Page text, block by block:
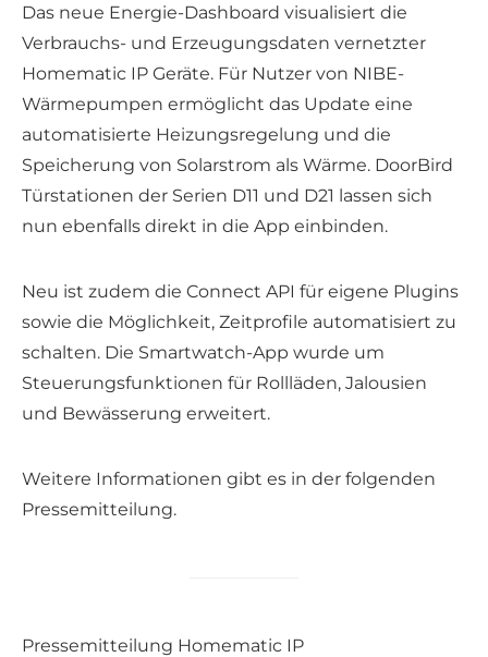
Das neue Energie-Dashboard visualisiert die
Verbrauchs- und Erzeugungsdaten vernetzter
Homematic IP Geräte. Für Nutzer von NIBE-
Wärmepumpen ermöglicht das Update eine
automatisierte Heizungsregelung und die
Speicherung von Solarstrom als Wärme. DoorBird
Türstationen der Serien D11 und D21 lassen sich
nun ebenfalls direkt in die App einbinden.
Neu ist zudem die Connect API für eigene Plugins
sowie die Möglichkeit, Zeitprofile automatisiert zu
schalten. Die Smartwatch-App wurde um
Steuerungsfunktionen für Rollläden, Jalousien
und Bewässerung erweitert.
Weitere Informationen gibt es in der folgenden
Pressemitteilung.
Pressemitteilung Homematic IP